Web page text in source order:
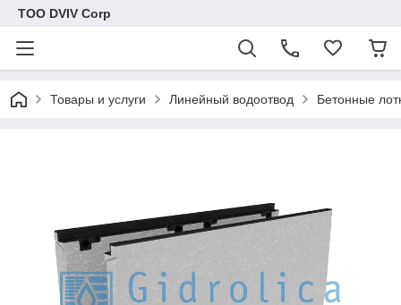
ТОО DVIV Corp
Товары и услуги Линейный водоотвод Бетонные